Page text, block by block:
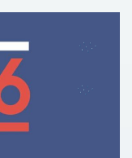
для студентов